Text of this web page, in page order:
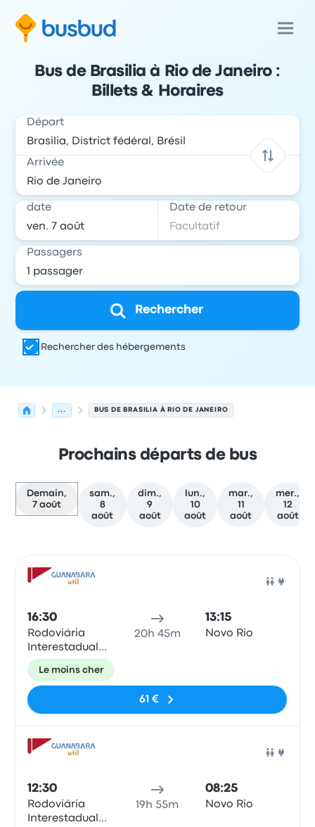
Bus de Brasilia à Rio de Janeiro :
Billets & Horaires
Départ
Arrivée
date Date de retour
Passagers
Rechercher
Rechercher des hébergements
... BUS DE BRASILIA À RIO DE JANEIRO
Prochains départs de bus
Demain,
7 août
sam.,
8
août
dim.,
9
août
lun.,
10
août
mar.,
11
août
mer.,
12
août
16:30
Rodoviária
Interestadual
de Brasília
20h 45m
13:15
Novo Rio
Le moins cher
61 €
12:30
Rodoviária
Interestadual
19h 55m
08:25
Novo Rio